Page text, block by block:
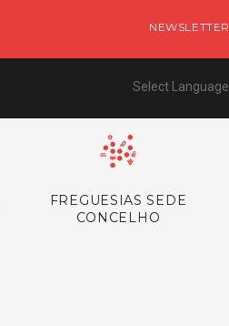
NEWSLETTER
Select Language
FREGUESIAS SEDE
CONCELHO